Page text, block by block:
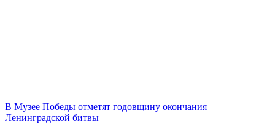
В Музее Победы отметят годовщину окончания
Ленинградской битвы